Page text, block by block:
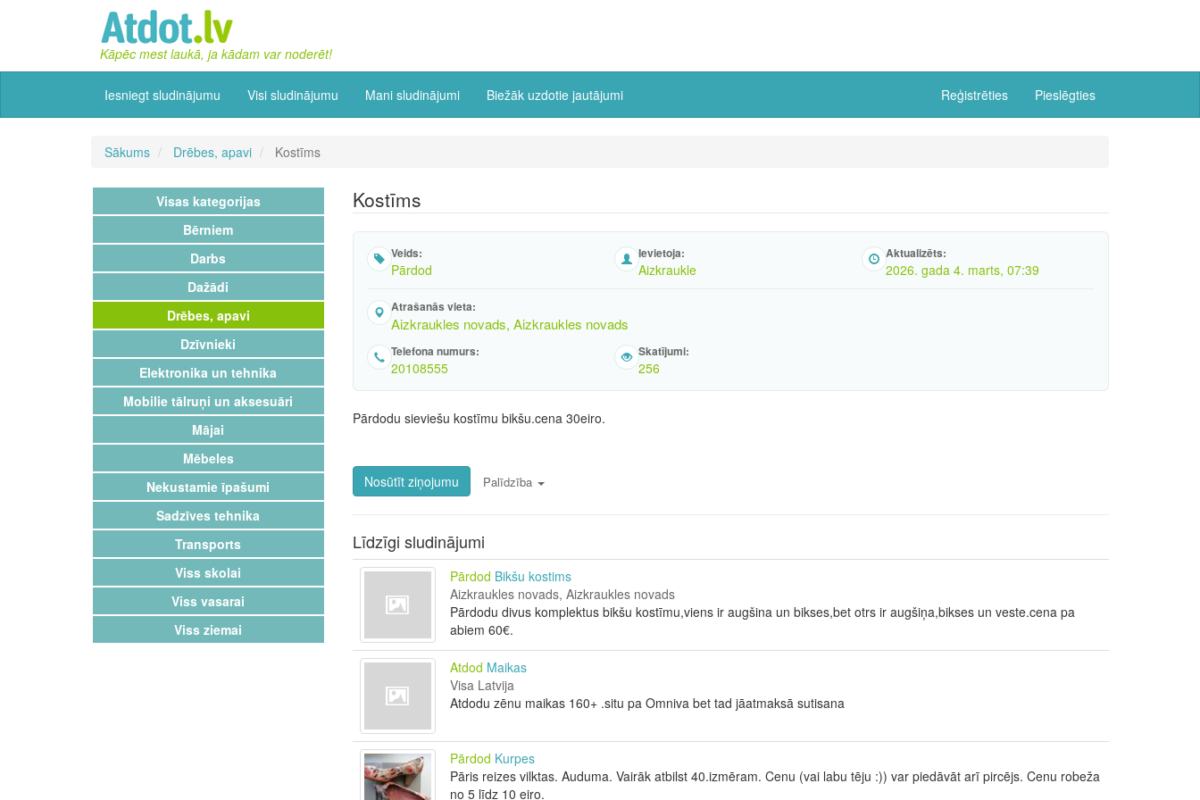
Kāpēc mest laukā, ja kādam var noderēt!
Iesniegt sludinājumu Visi sludinājumu Mani sludinājumi Biežāk uzdotie jautājumi Reģistrēties Pieslēgties
Sākums Drēbes, apavi Kostīms
Visas kategorijas
Bērniem
Darbs
Dažādi
Drēbes, apavi
Dzīvnieki
Elektronika un tehnika
Mobilie tālruņi un aksesuāri
Mājai
Mēbeles
Nekustamie īpašumi
Sadzīves tehnika
Transports
Viss skolai
Viss vasarai
Viss ziemai
Kostīms
Veids:
Pārdod
Ievietoja:
Aizkraukle
Aktualizēts:
2026. gada 4. marts, 07:39
Atrašanās vieta:
Aizkraukles novads, Aizkraukles novads
Telefona numurs:
20108555
Skatījumi:
256
Pārdodu sieviešu kostīmu bikšu.cena 30eiro.
Nosūtīt ziņojumu Palīdzība
Līdzīgi sludinājumi
Pārdod Bikšu kostims
Aizkraukles novads, Aizkraukles novads
Pārdodu divus komplektus bikšu kostīmu,viens ir augšina un bikses,bet otrs ir augšiņa,bikses un veste.cena pa
abiem 60€.
Atdod Maikas
Visa Latvija
Atdodu zēnu maikas 160+ .situ pa Omniva bet tad jāatmaksā sutisana
Pārdod Kurpes
Pāris reizes vilktas. Auduma. Vairāk atbilst 40.izmēram. Cenu (vai labu tēju :)) var piedāvāt arī pircējs. Cenu robeža
no 5 līdz 10 eiro.